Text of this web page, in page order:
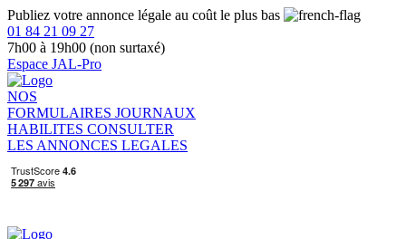
Publiez votre annonce légale au coût le plus bas
01 84 21 09 27
7h00 à 19h00 (non surtaxé)
Espace JAL-Pro
NOS
FORMULAIRES JOURNAUX
HABILITES CONSULTER
LES ANNONCES LEGALES